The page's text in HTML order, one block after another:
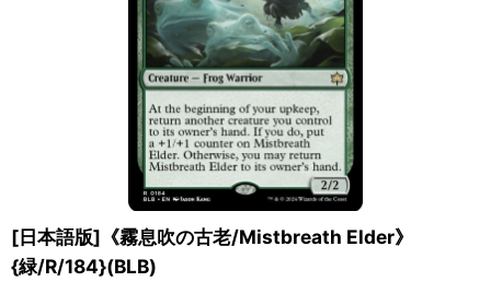
[日本語版]《霧息吹の古老/Mistbreath Elder》
{緑/R/184}(BLB)